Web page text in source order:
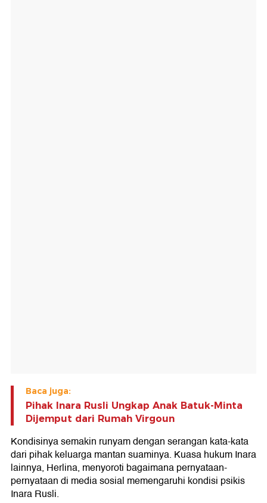
Baca juga:
Pihak Inara Rusli Ungkap Anak Batuk-Minta
Dijemput dari Rumah Virgoun
Kondisinya semakin runyam dengan serangan kata-kata
dari pihak keluarga mantan suaminya. Kuasa hukum Inara
lainnya, Herlina, menyoroti bagaimana pernyataan-
pernyataan di media sosial memengaruhi kondisi psikis
Inara Rusli.